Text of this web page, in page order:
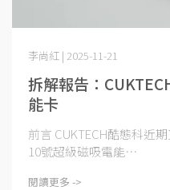
拆解報告：
能卡
李尚紅 | 2025-11-21
前言 CUKTECH酷態科近
10號超級磁吸電能⋯
閱讀更多 ->